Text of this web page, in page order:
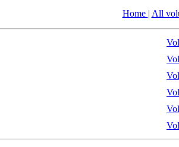
Home | All